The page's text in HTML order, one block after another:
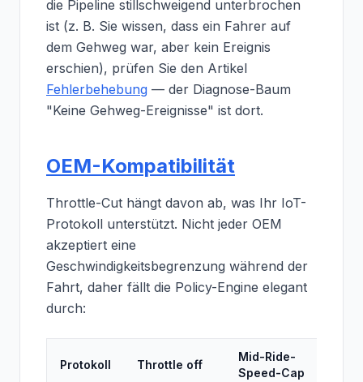
die Pipeline stillschweigend unterbrochen
ist (z. B. Sie wissen, dass ein Fahrer auf
dem Gehweg war, aber kein Ereignis
erschien), prüfen Sie den Artikel
Fehlerbehebung — der Diagnose-Baum
"Keine Gehweg-Ereignisse" ist dort.
OEM-Kompatibilität
Throttle-Cut hängt davon ab, was Ihr IoT-
Protokoll unterstützt. Nicht jeder OEM
akzeptiert eine
Geschwindigkeitsbegrenzung während der
Fahrt, daher fällt die Policy-Engine elegant
durch:
Protokoll Throttle off
Mid-Ride-
Speed-Cap